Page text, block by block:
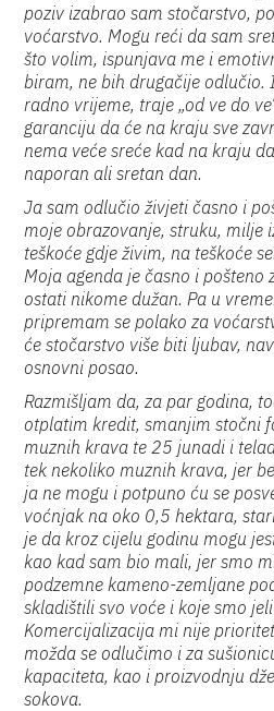
poziv izabrao sam stočarstvo,
voćarstvo. Mogu reći da sam
što volim, ispunjava me i
biram, ne bih drugačije odlučio.
radno vrijeme, traje „od ve do
garanciju da će na kraju sve
nema veće sreće kad na kraju
naporan ali sretan dan.
Ja sam odlučio živjeti časno i
moje obrazovanje, struku, milje
teškoće gdje živim, na teškoće
Moja agenda je časno i
ostati nikome dužan. Pa u
pripremam se polako za
će stočarstvo više biti ljubav,
osnovni posao.
Razmišljam da, za par godina,
otplatim kredit, smanjim stočni
muznih krava te 25 junadi i
tek nekoliko muznih krava, jer
ja ne mogu i potpuno ću se
voćnjak na oko 0,5 hektara,
je da kroz cijelu godinu mogu
kao kad sam bio mali, jer smo
podzemne kameno-zemljane
skladištili svo voće i koje smo
Komercijalizacija mi nije
možda se odlučimo i za
kapaciteta, kao i proizvodnju
sokova.